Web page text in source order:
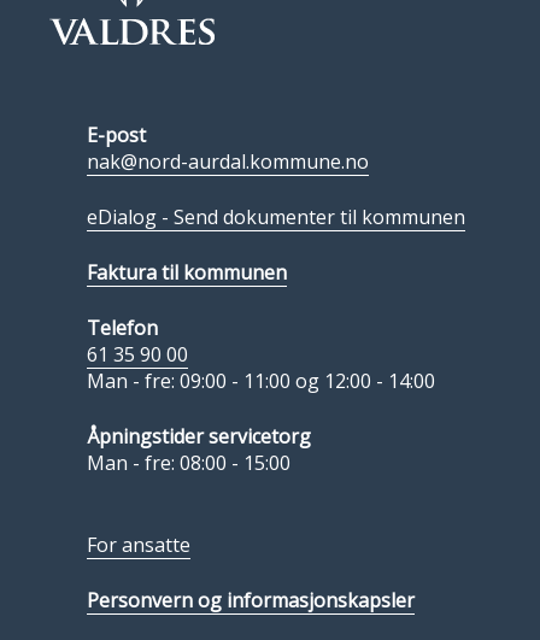
E-post
nak@nord-aurdal.kommune.no
eDialog - Send dokumenter til kommunen
Faktura til kommunen
Telefon
61 35 90 00
Man - fre: 09:00 - 11:00 og 12:00 - 14:00
Åpningstider servicetorg
Man - fre: 08:00 - 15:00
For ansatte
Personvern og informasjonskapsler